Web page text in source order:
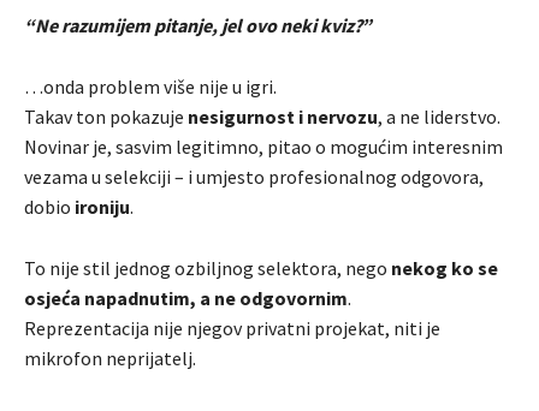
“Ne razumijem pitanje, jel ovo neki kviz?”
…onda problem više nije u igri.
Takav ton pokazuje nesigurnost i nervozu, a ne liderstvo.
Novinar je, sasvim legitimno, pitao o mogućim interesnim
vezama u selekciji – i umjesto profesionalnog odgovora,
dobio ironiju.
To nije stil jednog ozbiljnog selektora, nego nekog ko se
osjeća napadnutim, a ne odgovornim.
Reprezentacija nije njegov privatni projekat, niti je
mikrofon neprijatelj.